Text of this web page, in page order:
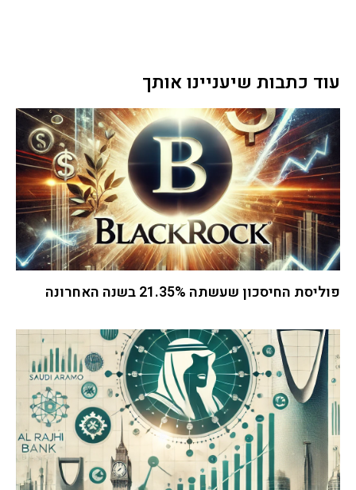
עוד כתבות שיעניינו אותך
פוליסת החיסכון שעשתה 21.35% בשנה האחרונה